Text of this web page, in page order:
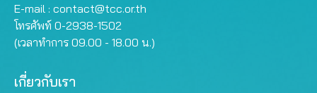
E-mail : contact@tcc.or.th
โทรศัพท์ 0-2938-1502
(เวลาทำการ 09.00 - 18.00 น.)
เกี่ยวกับเรา